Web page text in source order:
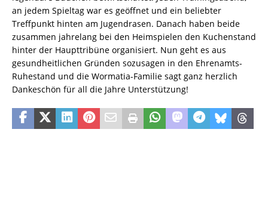
an jedem Spieltag war es geöffnet und ein beliebter
Treffpunkt hinten am Jugendrasen. Danach haben beide
zusammen jahrelang bei den Heimspielen den Kuchenstand
hinter der Haupttribüne organisiert. Nun geht es aus
gesundheitlichen Gründen sozusagen in den Ehrenamts-
Ruhestand und die Wormatia-Familie sagt ganz herzlich
Dankeschön für all die Jahre Unterstützung!